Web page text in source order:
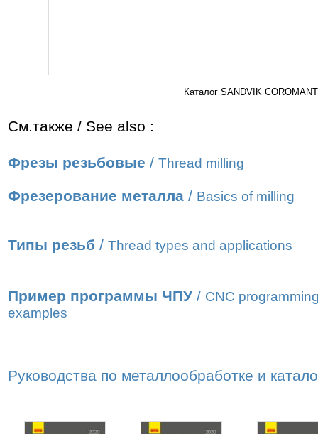
Каталог SANDVIK
См.также / See also :
Фрезы резьбовые / Thread milling
Фрезерование металла / Basics of milling
Типы резьб / Thread types and applications
Пример программы ЧПУ / CNC
examples
Руководства по металлообработке и